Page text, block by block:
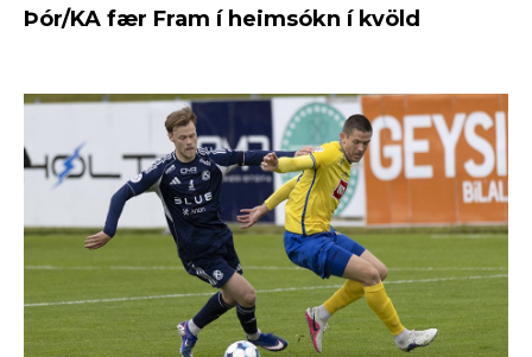
Þór/KA fær Fram í heimsókn í kvöld